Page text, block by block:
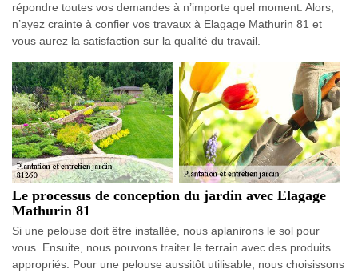
répondre toutes vos demandes à n’importe quel moment. Alors,
n’ayez crainte à confier vos travaux à Elagage Mathurin 81 et
vous aurez la satisfaction sur la qualité du travail.
Le processus de conception du jardin avec Elagage
Mathurin 81
Si une pelouse doit être installée, nous aplanirons le sol pour
vous. Ensuite, nous pouvons traiter le terrain avec des produits
appropriés. Pour une pelouse aussitôt utilisable, nous choisissons